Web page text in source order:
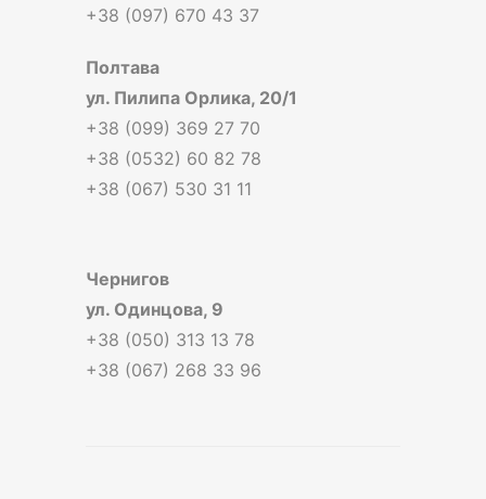
+38 (097) 670 43 37
Полтава
ул. Пилипа Орлика, 20/1
+38 (099) 369 27 70
+38 (0532) 60 82 78
+38 (067) 530 31 11
Чернигов
ул. Одинцова, 9
+38 (050) 313 13 78
+38 (067) 268 33 96